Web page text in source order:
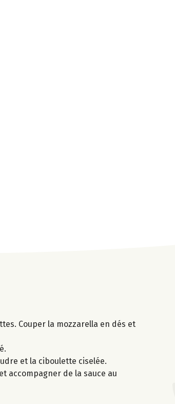
Couper la mozzarella en dés et
et la ciboulette ciselée.
accompagner de la sauce au